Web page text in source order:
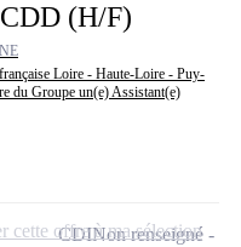
(H/F)
Loire - Haute-Loire - Puy-
du Groupe un(e) Assistant(e)
CDINon renseigné
cette offre à ma sélection